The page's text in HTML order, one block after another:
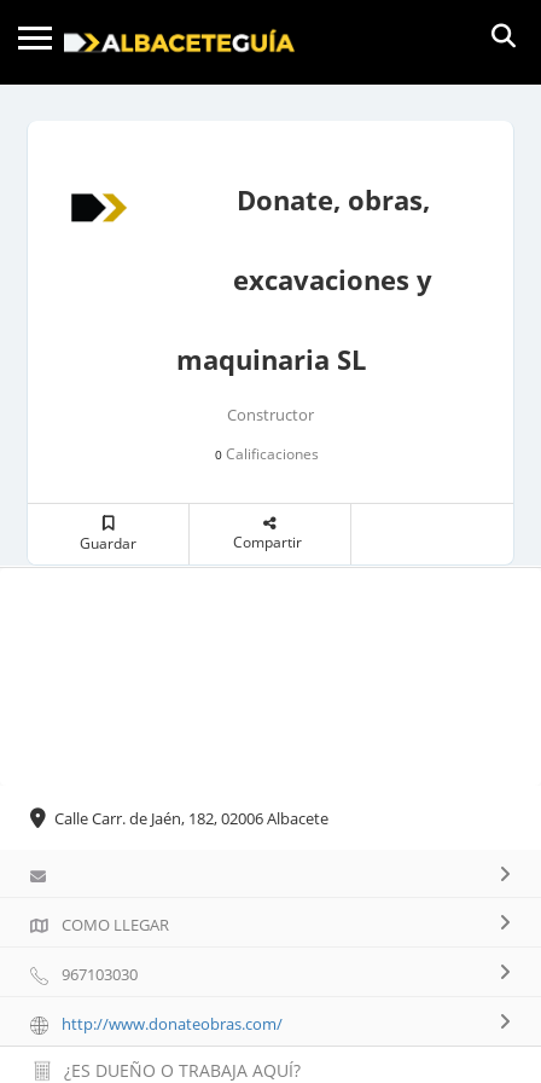
Donate, obras,
excavaciones y
maquinaria SL
Constructor
0 Calificaciones
Guardar Compartir
Calle Carr. de Jaén, 182, 02006 Albacete
COMO LLEGAR
967103030
http://www.donateobras.com/
¿ES DUEÑO O TRABAJA AQUÍ?